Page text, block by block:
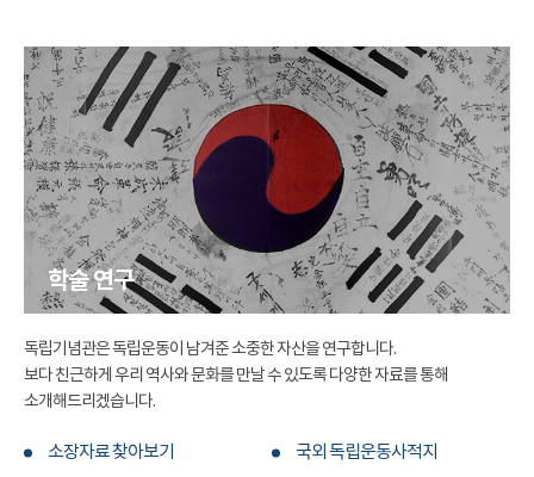
학술 연구
독립기념관은 독립운동이 남겨준 소중한 자산을 연구합니다.
보다 친근하게 우리 역사와 문화를 만날 수 있도록 다양한 자료를 통해
소개해드리겠습니다.
소장자료 찾아보기 국외 독립운동사적지